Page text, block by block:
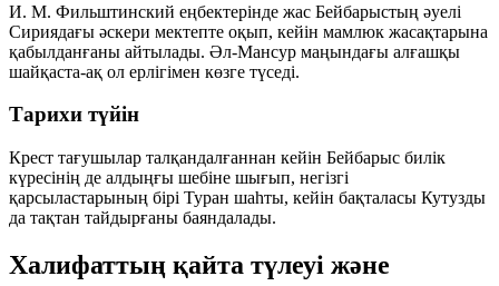
И. М. Фильштинский еңбектерінде жас Бейбарыстың әуелі
Сириядағы әскери мектепте оқып, кейін мамлюк жасақтарына
қабылданғаны айтылады. Әл-Мансур маңындағы алғашқы
шайқаста-ақ ол ерлігімен көзге түседі.
Тарихи түйін
Крест тағушылар талқандалғаннан кейін Бейбарыс билік
күресінің де алдыңғы шебіне шығып, негізгі
қарсыластарының бірі Туран шаһты, кейін бақталасы Кутузды
да тақтан тайдырғаны баяндалады.
Халифаттың қайта түлеуі және